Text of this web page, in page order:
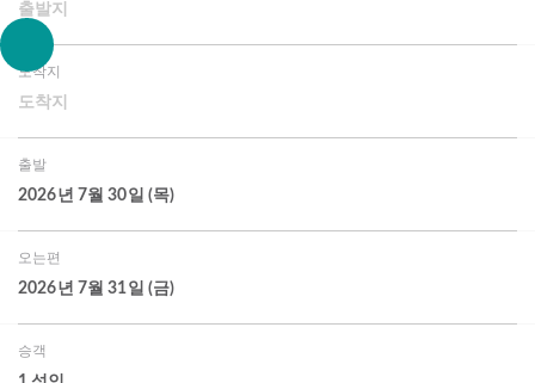
출발지
도착지
도착지
출발
2026년 7월 30일 (목)
오는편
2026년 7월 31일 (금)
승객